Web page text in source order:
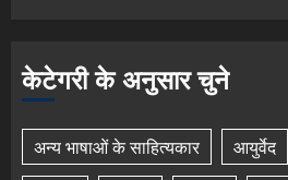
केटेगरी के अनुसार चुने
अन्य भाषाओं के साहित्यकार आयुर्वेद